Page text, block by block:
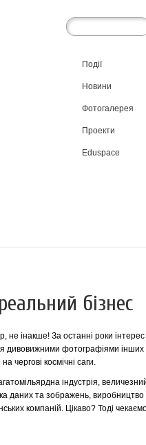
Події
Новини
Фотогалерея
Проекти
Eduspace
бізнес
не інакше! За останні роки
дивовижними фотографіями
чергові космічні саги.
індустрія,
даних та зображень, виробництво
компаній. Цікаво? Тоді